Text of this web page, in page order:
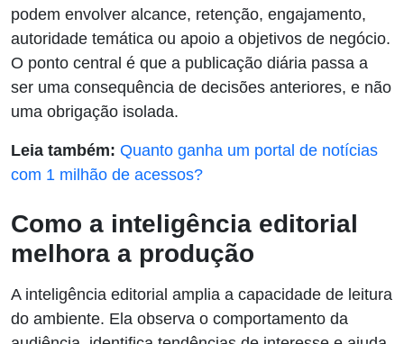
podem envolver alcance, retenção, engajamento,
autoridade temática ou apoio a objetivos de negócio.
O ponto central é que a publicação diária passa a
ser uma consequência de decisões anteriores, e não
uma obrigação isolada.
Leia também: Quanto ganha um portal de notícias
com 1 milhão de acessos?
Como a inteligência editorial
melhora a produção
A inteligência editorial amplia a capacidade de leitura
do ambiente. Ela observa o comportamento da